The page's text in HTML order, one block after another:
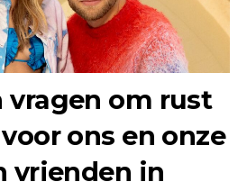
vragen om rust
ons en onze
vrienden in